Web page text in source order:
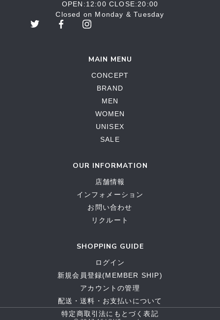
OPEN:12:00 CLOSE:20:00
Closed on Monday & Tuesday
MAIN MENU
CONCEPT
BRAND
MEN
WOMEN
UNISEX
SALE
OUR INFORMATION
店舗情報
インフォメーション
お問い合わせ
リクルート
SHOPPING GUIDE
ログイン
新規会員登録(MEMBER SHIP)
アカウントの管理
配送・送料・お支払いについて
特定商取引法にもとづく表記